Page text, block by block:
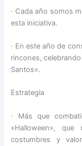
· Cada año somos
esta iniciativa.
· En este año de
rincones,
Santos».
Estrategia
· Más que
«Halloween»,
costumbres y